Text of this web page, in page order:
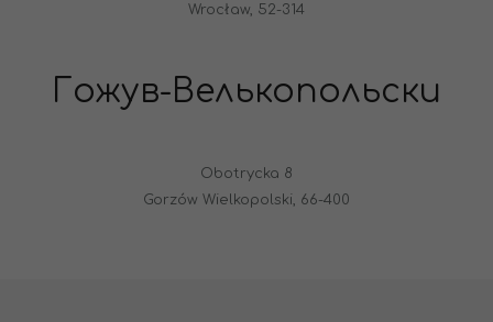
Wrocław, 52-314
Гожув-Велькопольски
Obotrycka 8
Gorzów Wielkopolski, 66-400